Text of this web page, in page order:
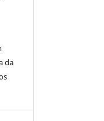
da